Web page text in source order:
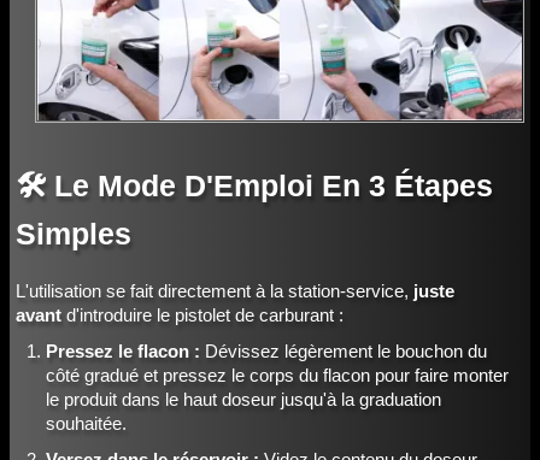
🛠️ Le Mode D'Emploi En 3 Étapes
Simples
L'utilisation se fait directement à la station-service, juste
avant d'introduire le pistolet de carburant :
Pressez le flacon : Dévissez légèrement le bouchon du
côté gradué et pressez le corps du flacon pour faire monter
le produit dans le haut doseur jusqu'à la graduation
souhaitée.